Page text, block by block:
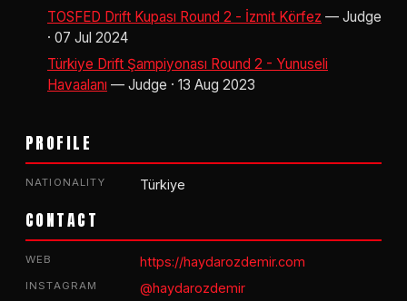
TOSFED Drift Kupası Round 2 - İzmit Körfez — Judge
· 07 Jul 2024
Türkiye Drift Şampiyonası Round 2 - Yunuseli
Havaalanı — Judge · 13 Aug 2023
PROFILE
NATIONALITY Türkiye
CONTACT
WEB https://haydarozdemir.com
INSTAGRAM @haydarozdemir